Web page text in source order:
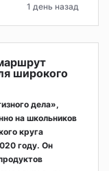
1 день назад
широкого
дела»,
на школьников
круга
году. Он